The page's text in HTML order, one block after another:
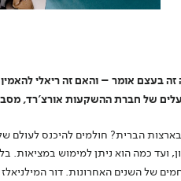
בעצם אומר – והאם זה ריאלי
של חברת ההשקעות אורצ'רד,
הברית? חולמים להיכנס לעולם
ועד כמה הוא ניתן למימוש במציאות.
של השנים האחרונות. דור